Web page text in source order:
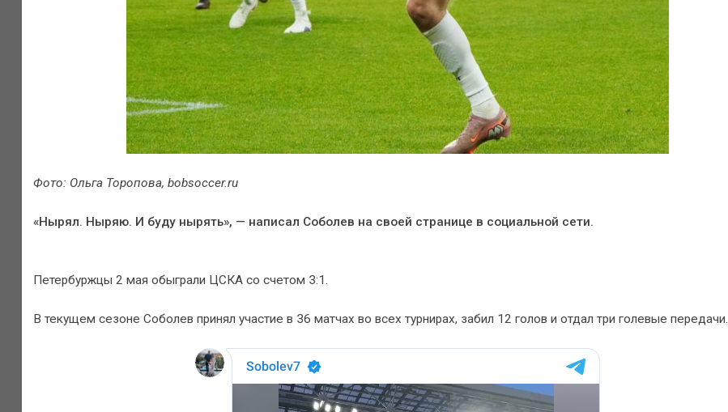
Фото: Ольга Торопова, bobsoccer.ru
«Нырял. Ныряю. И буду нырять», — написал Соболев на своей странице в социальной сети.
Петербуржцы 2 мая обыграли ЦСКА со счетом 3:1.
В текущем сезоне Соболев принял участие в 36 матчах во всех турнирах, забил 12 голов и отдал три голевые передачи.